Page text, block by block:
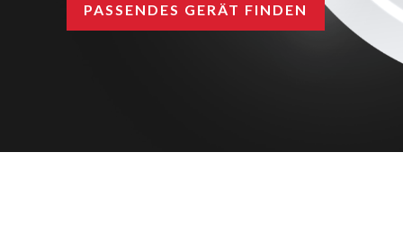
PASSENDES GERÄT FINDEN